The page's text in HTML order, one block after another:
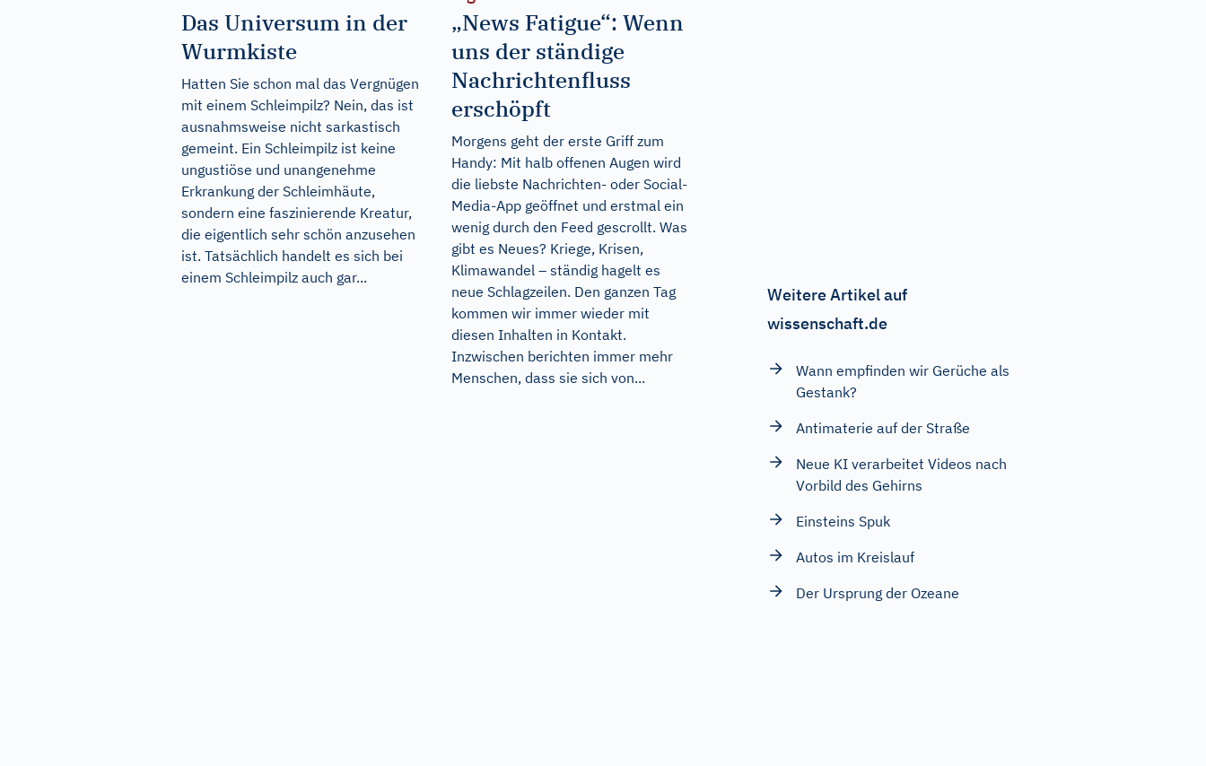
Das Universum in der
Wurmkiste
Hatten Sie schon mal das Vergnügen
mit einem Schleimpilz? Nein, das ist
ausnahmsweise nicht sarkastisch
gemeint. Ein Schleimpilz ist keine
ungustiöse und unangenehme
Erkrankung der Schleimhäute,
sondern eine faszinierende Kreatur,
die eigentlich sehr schön anzusehen
ist. Tatsächlich handelt es sich bei
einem Schleimpilz auch gar...
„News Fatigue“: Wenn
uns der ständige
Nachrichtenfluss
erschöpft
Morgens geht der erste Griff zum
Handy: Mit halb offenen Augen wird
die liebste Nachrichten- oder Social-
Media-App geöffnet und erstmal ein
wenig durch den Feed gescrollt. Was
gibt es Neues? Kriege, Krisen,
Klimawandel – ständig hagelt es
neue Schlagzeilen. Den ganzen Tag
kommen wir immer wieder mit
diesen Inhalten in Kontakt.
Inzwischen berichten immer mehr
Menschen, dass sie sich von...
Weitere Artikel auf
wissenschaft.de
Wann empfinden wir Gerüche als
Gestank?
Antimaterie auf der Straße
Neue KI verarbeitet Videos nach
Vorbild des Gehirns
Einsteins Spuk
Autos im Kreislauf
Der Ursprung der Ozeane